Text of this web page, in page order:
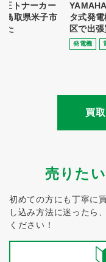
トナーカー
鳥取県米子市
た
タ式発
区で出
発電機
買
売りた
初めての方にも丁寧に
し込み方法に迷ったら
ください！